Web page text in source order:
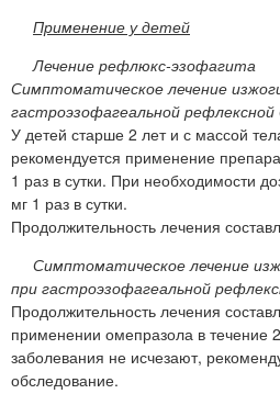
Применение у детей
Лечение рефлюкс-эзофагита
Симптоматическое лечение
гастроэзофагеальной рефлексной
У детей старше 2 лет и с массой
рекомендуется применение
1 раз в сутки. При необходимости
мг 1 раз в сутки.
Продолжительность лечения
Симптоматическое лечение
при гастроэзофагеальной
Продолжительность лечения
применении омепразола в течение
заболевания не исчезают,
обследование.